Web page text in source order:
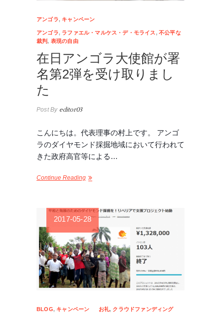
アンゴラ, キャンペーン
アンゴラ, ラファエル・マルケス・デ・モライス,不公平な
裁判, 表現の自由
在日アンゴラ大使館が署
名第2弾を受け取りまし
た
Post Byeditor03
こんにちは。代表理事の村上です。 アンゴ
ラのダイヤモンド採掘地域において行われて
きた政府高官等による…
Continue Reading
2017-05-28
BLOG, キャンペーン お礼, クラウドファンディング